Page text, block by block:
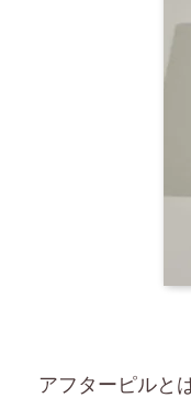
アフターピルと